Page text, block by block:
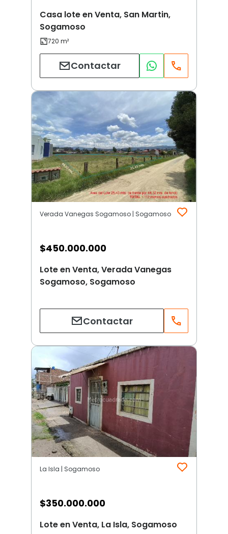
Casa lote en Venta, San Martin,
Sogamoso
Contactar
Verada Vanegas Sogamoso | Sogamoso
$450.000.000
Lote en Venta, Verada Vanegas
Sogamoso, Sogamoso
Contactar
La Isla | Sogamoso
$350.000.000
Lote en Venta, La Isla, Sogamoso